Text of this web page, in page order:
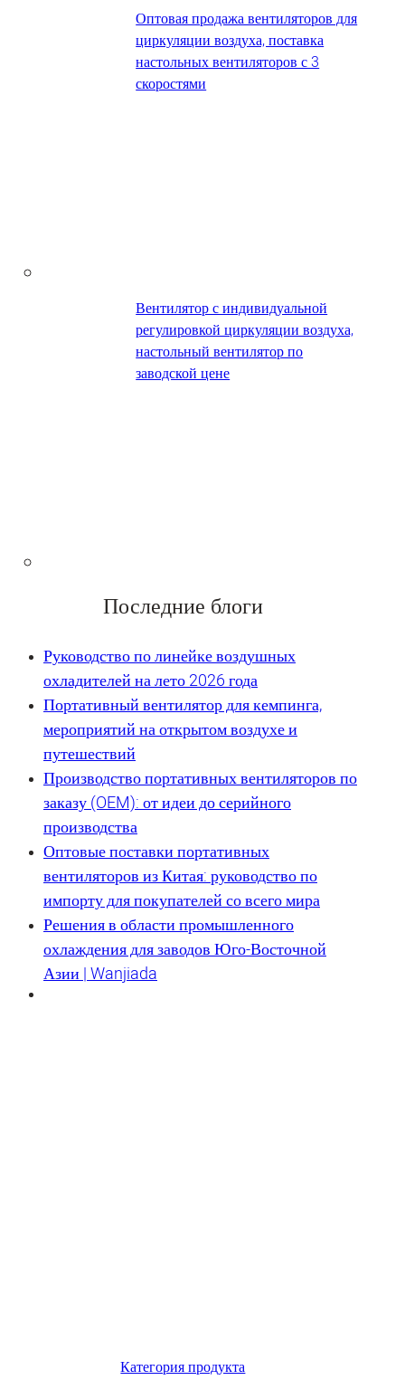
Оптовая продажа вентиляторов для
циркуляции воздуха, поставка
настольных вентиляторов с 3
скоростями
Вентилятор с индивидуальной
регулировкой циркуляции воздуха,
настольный вентилятор по
заводской цене
Последние блоги
Руководство по линейке воздушных
охладителей на лето 2026 года
Портативный вентилятор для кемпинга,
мероприятий на открытом воздухе и
путешествий
Производство портативных вентиляторов по
заказу (OEM): от идеи до серийного
производства
Оптовые поставки портативных
вентиляторов из Китая: руководство по
импорту для покупателей со всего мира
Решения в области промышленного
охлаждения для заводов Юго-Восточной
Азии | Wanjiada
Категория продукта